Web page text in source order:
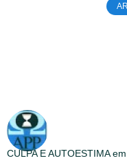
CULPA E AUTOESTIMA